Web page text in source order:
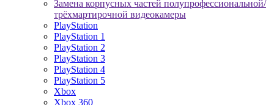
Замена корпусных частей полупрофессиональной/
трёхмартирочной видеокамеры
PlayStation
PlayStation 1
PlayStation 2
PlayStation 3
PlayStation 4
PlayStation 5
Xbox
Xbox 360